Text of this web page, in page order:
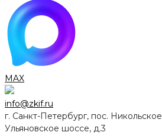
MAX
info@zkif.ru
г. Санкт-Петербург, пос. Никольское
Ульяновское шоссе, д.3